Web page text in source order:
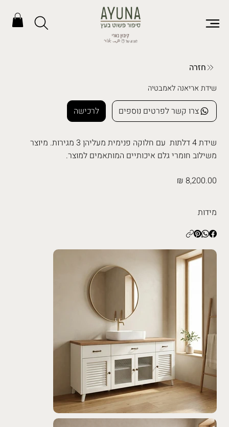
חזרה
שידת אריאנה לאמבטיה
לרכישה צרו קשר לפרטים נוספים
שידת 4 דלתות עם חלוקה פנימית מעליהן 3 מגירות. מיוצר
משילוב חומרי גלם איכותיים המותאמים למוצר.
8,200.00 ₪
מידות